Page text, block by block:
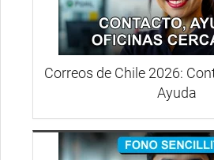
Correos de Chile 2026:
Ayuda